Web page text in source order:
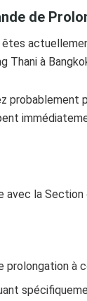
de
Thani à
avec la Section
prolongation à